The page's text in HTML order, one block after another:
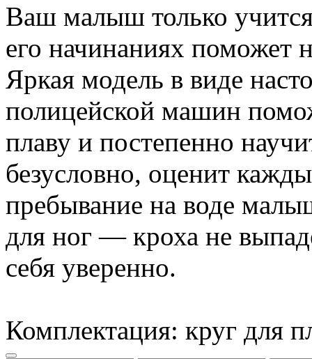
Ваш малыш только
его начинаниях поможет
Яркая модель в виде
полицейской машин
плаву и постепенно
безусловно, оценит
пребывание на воде
для ног — кроха не
себя уверенно.
Комплектация: круг для